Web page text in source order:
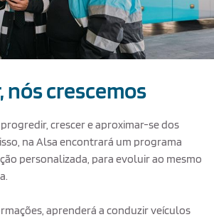
nós crescemos
crescer e aproximar-se dos
na Alsa encontrará um programa
personalizada, para evoluir ao mesmo
aprenderá a conduzir veículos